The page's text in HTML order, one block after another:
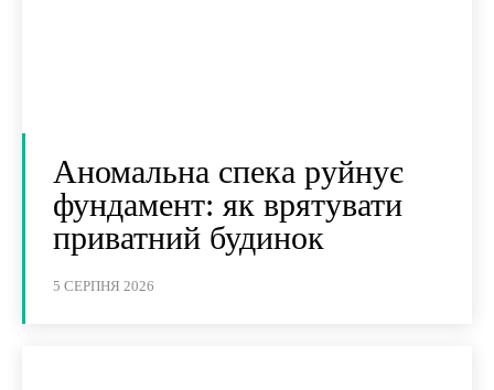
Аномальна спека руйнує
фундамент: як врятувати
приватний будинок
5 СЕРПНЯ 2026